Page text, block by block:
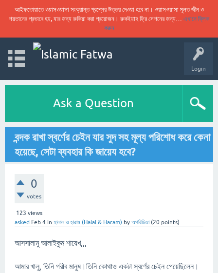
আইফতোয়াতে ওয়াসওয়াসা সংক্রান্ত প্রশ্নের উত্তর দেওয়া হবে না। ওয়াসওয়াসা মূলত জীন ও
শয়তানের প্রভাবে হয়, যার জন্য রুকিয়া করা প্রয়োজন। রুকইয়াহ ফ্রি সেশনের জন্য… এখানে ক্লিক
করুন
Login
Ask a Question
বন্দক রাখা স্বর্ণের চেইন যার সুদ সহ মূল্য পরিশোধ করে কেনা
হয়েছে, সেটা ব্যবহার কি জায়েয হবে?
0
votes
123 views
asked Feb 4 in হালাল ও হারাম (Halal & Haram) by অপরিচিতা (20 points)
আসসালামু আলাইকুম শায়েখ,,,
আমার খালু, তিনি গরীব মানুষ।তিনি কোথাও একটা স্বর্ণের চেইন পেয়েছিলেন।